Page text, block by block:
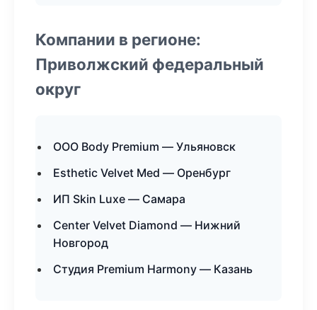
Компании в регионе:
Приволжский федеральный
округ
ООО Body Premium — Ульяновск
Esthetic Velvet Med — Оренбург
ИП Skin Luxe — Самара
Center Velvet Diamond — Нижний
Новгород
Студия Premium Harmony — Казань